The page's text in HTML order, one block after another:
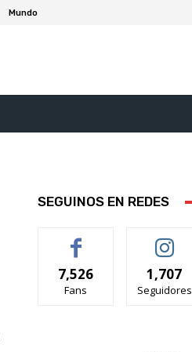
Mundo
SEGUINOS EN REDES
7,526
Fans
1,707
Seguidores